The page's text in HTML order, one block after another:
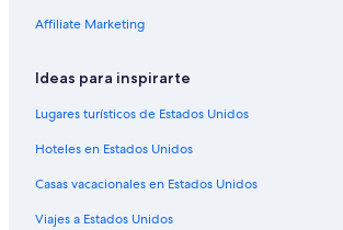
Hoteles con restaurante en Stirling
Hoteles con hidromasaje en Stirling
Hoteles de senderismo en Stirling
Macdonald Hotels en Stirling
Hoteles de SYHA Hostelling Scotland en Stirling
Hoteles en Stirling
Affiliate Marketing
Ideas para inspirarte
Lugares turísticos de Estados Unidos
Hoteles en Estados Unidos
Casas vacacionales en Estados Unidos
Viajes a Estados Unidos